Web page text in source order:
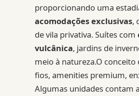
proporcionando uma
acomodações exclusivas,
de vila privativa. Suítes com
vulcânica, jardins de
meio à natureza.O conceito
fios, amenities premium,
Algumas unidades contam